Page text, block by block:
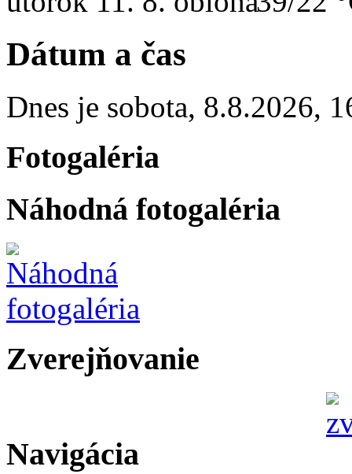
Dátum a čas
Dnes je sobota, 8.8.2026,
Fotogaléria
Náhodná fotogaléria
Zverejňovanie
Navigácia